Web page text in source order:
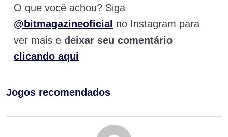
O que você achou? Siga
@bitmagazineoficial no Instagram para
ver mais e deixar seu comentário
clicando aqui
Jogos recomendados